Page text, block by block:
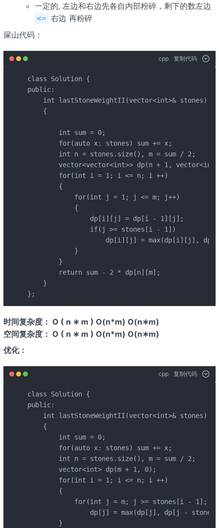
一定的, 左边和右边先各自内部粉碎，剩下的数左边
<= 右边 再粉碎
屎山代码：
cpp 复制代码
class Solution {
public:
    int lastStoneWeightII(vector<int>& stones)
    {
        int sum = 0;
        for(auto x: stones) sum += x;
        int n = stones.size(), m = sum / 2;
vector<vector<int>> dp(n + 1,
        for(int i = 1; i <= n; i ++)
        {
            for(int j = 1; j <= m; j++)
            {
                dp[i][j] = dp[i - 1][j];
                if(j >= stones[i - 1])
dp[i][j] = max(dp[i][j],
            }
        }
        return sum - 2 * dp[n][m];
    }
};
时间复杂度： O ( n ∗ m ) O(n*m) O(n∗m)
空间复杂度： O ( n ∗ m ) O(n*m) O(n∗m)
优化：
cpp 复制代码
class Solution {
public:
    int lastStoneWeightII(vector<int>& stones)
    {
        int sum = 0;
        for(auto x: stones) sum += x;
        int n = stones.size(), m = sum / 2;
        vector<int> dp(m + 1, 0);
        for(int i = 1; i <= n; i ++)
        {
for(int j = m; j >= stones[i - 1];
dp[j] = max(dp[j], dp[j -
        }